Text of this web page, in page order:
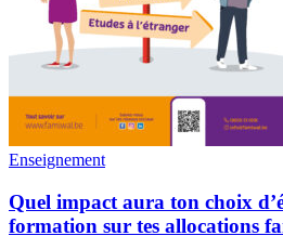
Enseignement
Quel impact aura ton choix
formation sur tes allocations